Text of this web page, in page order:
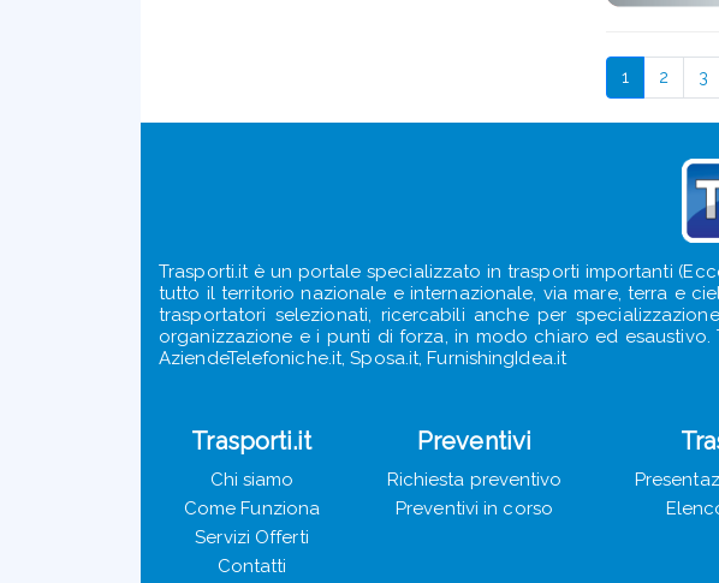
1 2 3
Trasporti.it è un portale specializzato in trasporti importanti
tutto il territorio nazionale e internazionale, via mare, terra e
trasportatori selezionati, ricercabili anche per
organizzazione e i punti di forza, in modo chiaro ed esaustivo.
AziendeTelefoniche.it, Sposa.it, FurnishingIdea.it
Trasporti.it
Chi siamo
Come Funziona
Servizi Offerti
Contatti
Preventivi
Richiesta preventivo
Preventivi in corso